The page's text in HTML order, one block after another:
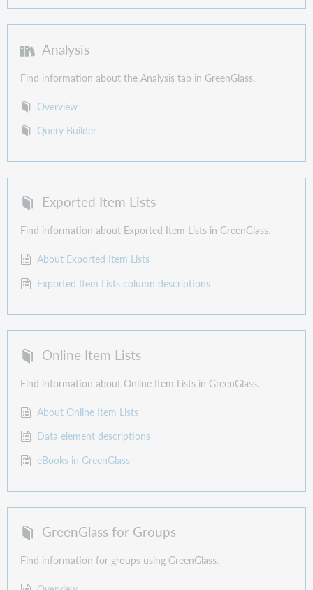
Analysis
Find information about the Analysis tab in GreenGlass.
Overview
Query Builder
Exported Item Lists
Find information about Exported Item Lists in GreenGlass.
About Exported Item Lists
Exported Item Lists column descriptions
Online Item Lists
Find information about Online Item Lists in GreenGlass.
About Online Item Lists
Data element descriptions
eBooks in GreenGlass
GreenGlass for Groups
Find information for groups using GreenGlass.